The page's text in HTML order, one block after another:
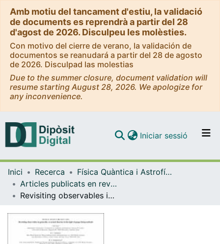
Amb motiu del tancament d'estiu, la validació
de documents es reprendrà a partir del 28
d'agost de 2026. Disculpeu les molèsties.
Con motivo del cierre de verano, la validación de
documentos se reanudará a partir del 28 de agosto
de 2026. Disculpad las molestias
Due to the summer closure, document validation will
resume starting August 28, 2026. We apologize for
any inconvenience.
Navega per tot el DD
Com publicar
Contacte
Iniciar sessió (current)
Inici Recerca
Física Quàntica i Astrofísica
Articles publicats en revistes (Física Quàntica i Astrofísica)
Revisiting observables in generally covariant theories in the light of gauge fixing methods